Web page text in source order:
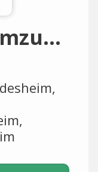
Hildesheim-Umzugsfirma